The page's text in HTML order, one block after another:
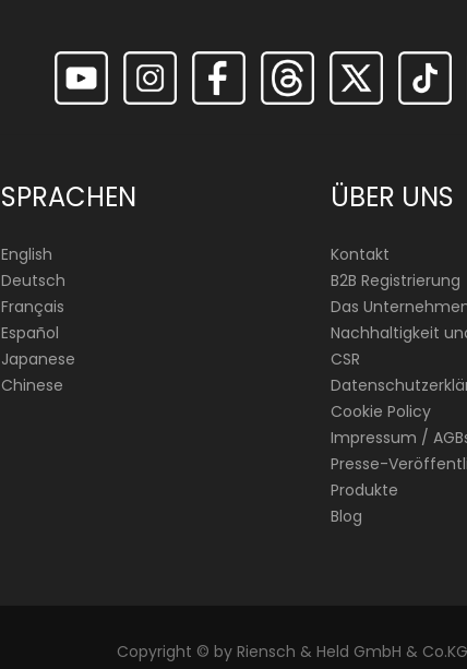
SPRACHEN
English
Deutsch
Français
Español
Japanese
Chinese
ÜBER UNS
Kontakt
B2B Registrierung
Das
Nachhaltigkeit
CSR
Cookie Policy
Impressum /
Presse-
Produkte
Blog
Copyright © by Riensch & Held GmbH & Co.KG